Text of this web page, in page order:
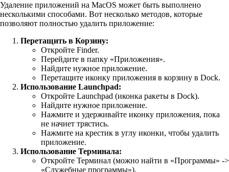
Удаление приложений на MacOS может быть выполнено
несколькими способами. Вот несколько методов, которые
позволяют полностью удалить приложение:
Перетащить в Корзину:
Откройте Finder.
Перейдите в папку «Приложения».
Найдите нужное приложение.
Перетащите иконку приложения в корзину в Dock.
Использование Launchpad:
Откройте Launchpad (иконка ракеты в Dock).
Найдите нужное приложение.
Нажмите и удерживайте иконку приложения, пока
не начнет трястись.
Нажмите на крестик в углу иконки, чтобы удалить
приложение.
Использование Терминала:
Откройте Терминал (можно найти в «Программы» ->
«Служебные программы»).